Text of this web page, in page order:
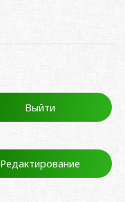
Выйти
Редактирование